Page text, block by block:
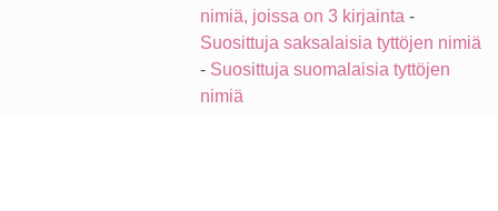
nimiä, joissa on 3 kirjainta -
Suosittuja saksalaisia tyttöjen nimiä
- Suosittuja suomalaisia tyttöjen
nimiä